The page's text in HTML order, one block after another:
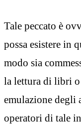
Tale peccato è
possa esistere in
modo sia
la lettura di libri
emulazione degli
operatori di tale